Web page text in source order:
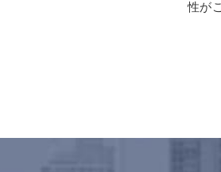
性が